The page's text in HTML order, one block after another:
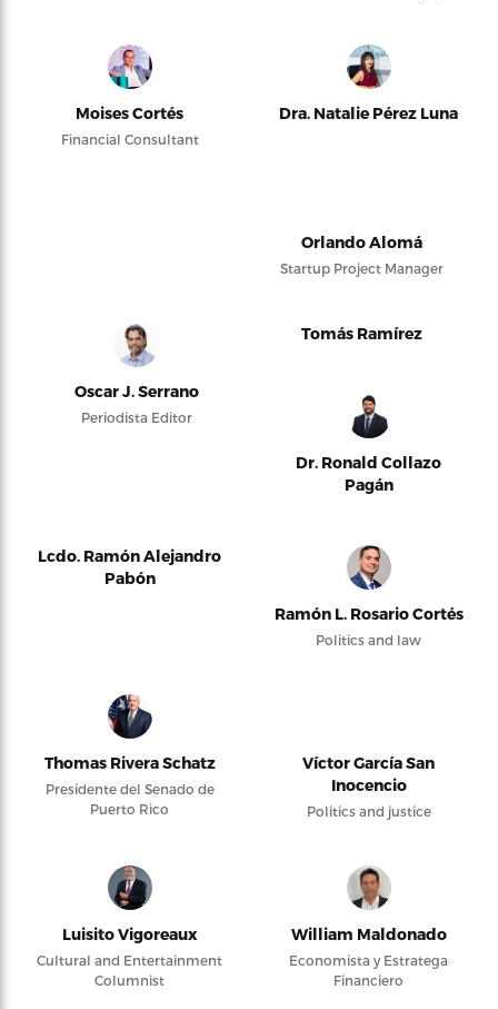
Moises Cortés
Financial Consultant
Dra. Natalie Pérez Luna
Orlando Alomá
Startup Project Manager
Oscar J. Serrano
Periodista Editor
Tomás Ramírez
Dr. Ronald Collazo
Pagán
Lcdo. Ramón Alejandro
Pabón
Ramón L. Rosario Cortés
Politics and law
Thomas Rivera Schatz
Presidente del Senado de
Puerto Rico
Víctor García San
Inocencio
Politics and justice
Luisito Vigoreaux
Cultural and Entertainment
Columnist
William Maldonado
Economista y Estratega
Financiero